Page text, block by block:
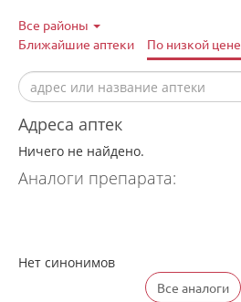
Все районы
Ближайшие аптеки
По низкой цене
Адреса аптек
Ничего не найдено.
Аналоги препарата:
Нет синонимов
Все аналоги